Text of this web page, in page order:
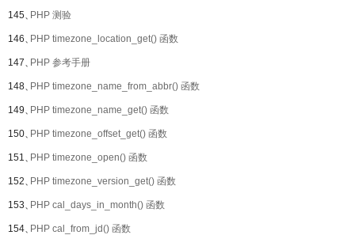
145、PHP 测验
146、PHP timezone_location_get() 函数
147、PHP 参考手册
148、PHP timezone_name_from_abbr() 函数
149、PHP timezone_name_get() 函数
150、PHP timezone_offset_get() 函数
151、PHP timezone_open() 函数
152、PHP timezone_version_get() 函数
153、PHP cal_days_in_month() 函数
154、PHP cal_from_jd() 函数